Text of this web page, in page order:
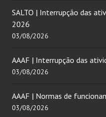
SALTO | Interrupção das
2026
03/08/2026
AAAF | Interrupção das
03/08/2026
AAAF | Normas de
03/08/2026